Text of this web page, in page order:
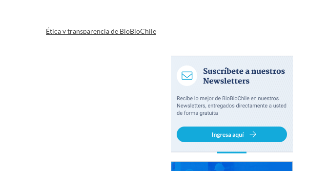
Ética y transparencia de BioBioChile